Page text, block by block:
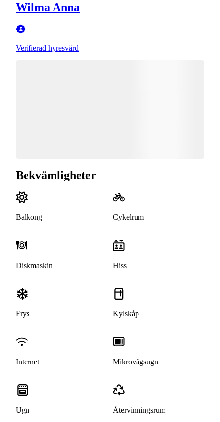
Wilma Anna
Verifierad hyresvärd
Bekvämligheter
Balkong Cykelrum
Diskmaskin Hiss
Frys Kylskåp
Internet Mikrovågsugn
Ugn Återvinningsrum